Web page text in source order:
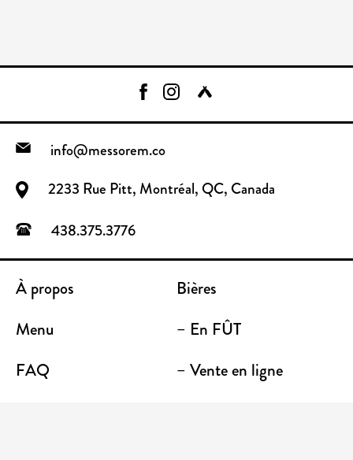
info@messorem.co
2233 Rue Pitt, Montréal, QC, Canada
438.375.3776
À propos
Bières
Menu
– En FÛT
FAQ
– Vente en ligne